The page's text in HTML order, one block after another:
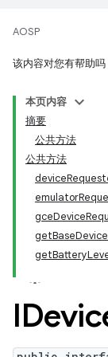
AOSP
该内容对您有帮助吗
本页内容
摘要
公共方法
公共方法